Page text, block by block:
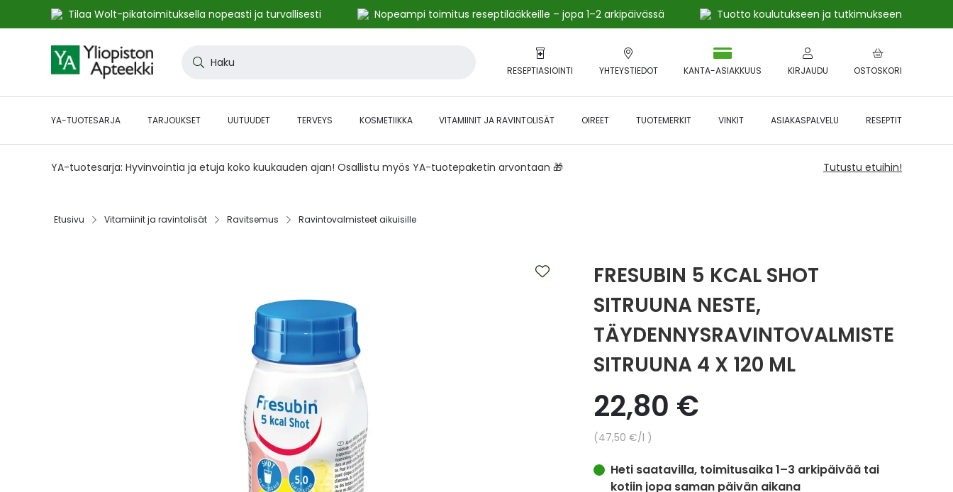
Tilaa Wolt-pikatoimituksella nopeasti ja turvallisesti Nopeampi toimitus reseptilääkkeille – jopa 1–2 arkipäivässä
Tuotto koulutukseen ja tutkimukseen
to
Content
RESEPTIASIOINTI YHTEYSTIEDOT OSTOSKORI
KANTA-ASIAKKUUS KIRJAUDU
YA-TUOTESARJA TARJOUKSET UUTUUDET TERVEYS KOSMETIIKKA VITAMIINIT JA RAVINTOLISÄT OIREET TUOTEMERKIT VINKIT ASIAKASPALVELU RESEPTIT
YA-tuotesarja: Hyvinvointia ja etuja koko kuukauden ajan! Osallistu myös YA-tuotepaketin arvontaan 🎁 Tutustu etuihin!
Etusivu‎ Vitamiinit ja ravintolisät‎ Ravitsemus‎ Ravintovalmisteet aikuisille‎
FRESUBIN 5 KCAL SHOT
SITRUUNA NESTE,
TÄYDENNYSRAVINTOVALMISTE
SITRUUNA 4 X 120 ML
22,80 €
Yksikköhinta
47,50 €/l
Heti saatavilla, toimitusaika 1–3 arkipäivää tai
kotiin jopa saman päivän aikana